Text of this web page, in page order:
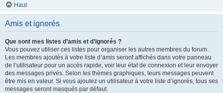
Haut
Amis et ignorés
Que sont mes listes d’amis et d’ignorés ?
Vous pouvez utiliser ces listes pour organiser les autres membres du forum.
Les membres ajoutés à votre liste d’amis seront affichés dans votre panneau
de l’utilisateur pour un accès rapide, voir leur état de connexion et leur envoyer
des messages privés. Selon les thèmes graphiques, leurs messages peuvent
être mis en valeur. Si vous ajoutez un utilisateur à votre liste d’ignorés, tous ses
messages seront masqués par défaut.